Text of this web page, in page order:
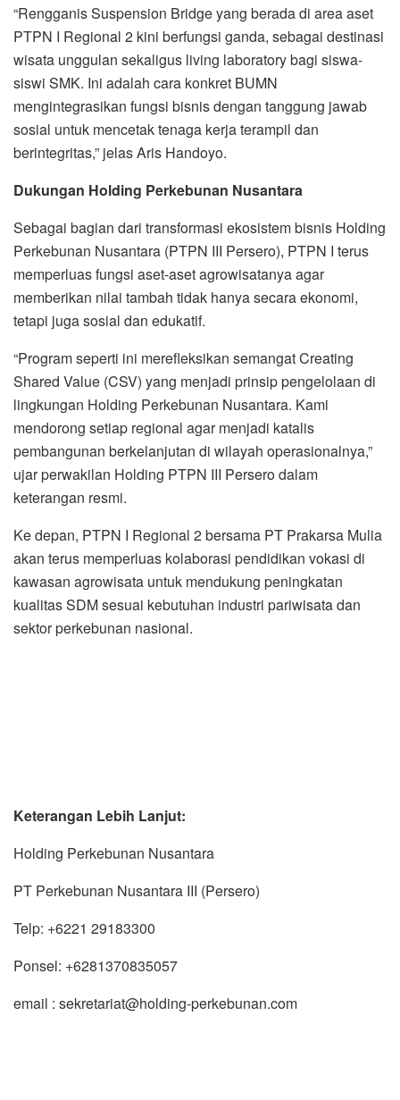
“Rengganis Suspension Bridge yang berada di area aset
PTPN I Regional 2 kini berfungsi ganda, sebagai destinasi
wisata unggulan sekaligus living laboratory bagi siswa-
siswi SMK. Ini adalah cara konkret BUMN
mengintegrasikan fungsi bisnis dengan tanggung jawab
sosial untuk mencetak tenaga kerja terampil dan
berintegritas,” jelas Aris Handoyo.
Dukungan Holding Perkebunan Nusantara
Sebagai bagian dari transformasi ekosistem bisnis Holding
Perkebunan Nusantara (PTPN III Persero), PTPN I terus
memperluas fungsi aset-aset agrowisatanya agar
memberikan nilai tambah tidak hanya secara ekonomi,
tetapi juga sosial dan edukatif.
“Program seperti ini merefleksikan semangat Creating
Shared Value (CSV) yang menjadi prinsip pengelolaan di
lingkungan Holding Perkebunan Nusantara. Kami
mendorong setiap regional agar menjadi katalis
pembangunan berkelanjutan di wilayah operasionalnya,”
ujar perwakilan Holding PTPN III Persero dalam
keterangan resmi.
Ke depan, PTPN I Regional 2 bersama PT Prakarsa Mulia
akan terus memperluas kolaborasi pendidikan vokasi di
kawasan agrowisata untuk mendukung peningkatan
kualitas SDM sesuai kebutuhan industri pariwisata dan
sektor perkebunan nasional.
Keterangan Lebih Lanjut:
Holding Perkebunan Nusantara
PT Perkebunan Nusantara III (Persero)
Telp: +6221 29183300
Ponsel: +6281370835057
email : sekretariat@holding-perkebunan.com